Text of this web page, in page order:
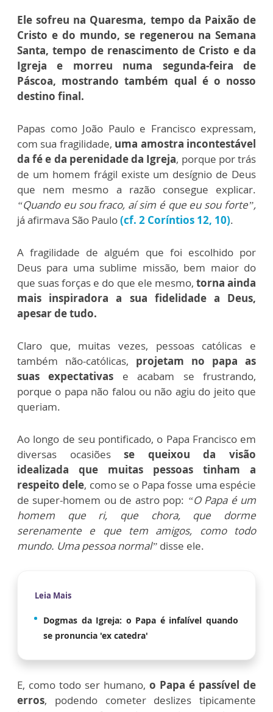
Ele sofreu na Quaresma, tempo da Paixão de
Cristo e do mundo, se regenerou na Semana
Santa, tempo de renascimento de Cristo e da
Igreja e morreu numa segunda-feira de
Páscoa, mostrando também qual é o nosso
destino final.
Papas como João Paulo e Francisco expressam,
com sua fragilidade, uma amostra incontestável
da fé e da perenidade da Igreja, porque por trás
de um homem frágil existe um desígnio de Deus
que nem mesmo a razão consegue explicar.
“Quando eu sou fraco, aí sim é que eu sou forte”,
já afirmava São Paulo(cf. 2 Coríntios 12, 10).
A fragilidade de alguém que foi escolhido por
Deus para uma sublime missão, bem maior do
que suas forças e do que ele mesmo, torna ainda
mais inspiradora a sua fidelidade a Deus,
apesar de tudo.
Claro que, muitas vezes, pessoas católicas e
também não-católicas, projetam no papa as
suas expectativas e acabam se frustrando,
porque o papa não falou ou não agiu do jeito que
queriam.
Ao longo de seu pontificado, o Papa Francisco em
diversas ocasiõesse queixou da visão
idealizada que muitas pessoas tinham a
respeito dele, como se o Papa fosse uma espécie
de super-homem ou de astro pop: “O Papa é um
homem que ri, que chora, que dorme
serenamente e que tem amigos, como todo
mundo. Uma pessoa normal” disse ele.
Leia Mais
Dogmas da Igreja: o Papa é infalível quando
se pronuncia 'ex catedra'
E, como todo ser humano, o Papa é passível de
erros, podendo cometer deslizes tipicamente